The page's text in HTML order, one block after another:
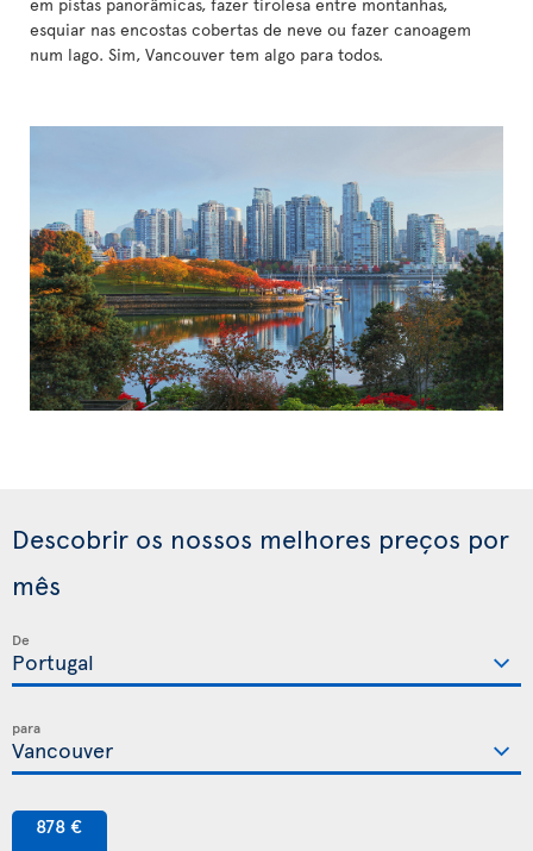
esquiar nas encostas cobertas de neve ou fazer canoagem
num lago. Sim, Vancouver tem algo para todos.
Descobrir os nossos melhores preços por
mês
De
para
878 €